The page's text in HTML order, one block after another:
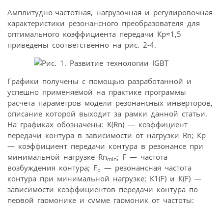
Амплитудно-частотная, нагрузочная и регулировочная
характеристики резонансного преобразователя для
оптимального коэффициента передачи Кр≈1,5
приведены соответственно на рис. 2-4.
Графики получены с помощью разработанной и
успешно применяемой на практике программы
расчета параметров модели резонансных инверторов,
описание которой выходит за рамки данной статьи.
На графиках обозначены: K(Rn) — коэффициент
передачи контура в зависимости от нагрузки Rn; Кр
— коэффициент передачи контура в резонансе при
минимальной нагрузке Rnmin; F — частота
возбуждения контура; Fp — резонансная частота
контура при минимальной нагрузке; К1(F) и К(F) —
зависимости коэффициентов передачи контура по
первой гармонике и сумме гармоник от частоты;